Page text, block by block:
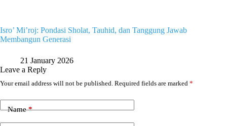
Isro’ Mi’roj: Pondasi Sholat, Tauhid, dan Tanggung Jawab
Membangun Generasi
21 January 2026
Leave a Reply
Your email address will not be published. Required fields are marked *
Name*